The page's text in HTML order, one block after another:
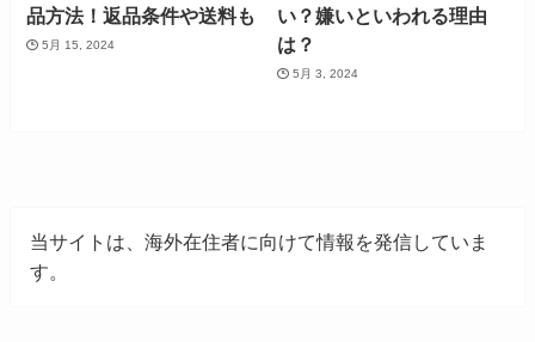
品方法！返品条件や送料も
5月 15, 2024
い？嫌いといわれる理由
は？
5月 3, 2024
当サイトは、海外在住者に向けて情報を発信していま
す。